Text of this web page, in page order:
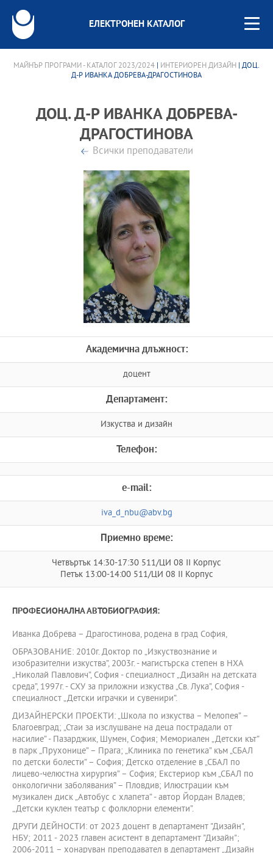
ЕЛЕКТРОНЕН КАТАЛОГ
МАЙНЪР ПРОГРАМИ - КАТАЛОГ 2023/2024 ИНТЕРИОРЕН ДИЗАЙН | ДОЦ.
Д-Р ИВАНКА ДОБРЕВА-ДРАГОСТИНОВА
ДОЦ. Д-Р ИВАНКА ДОБРЕВА-
ДРАГОСТИНОВА
Всички преподаватели
Академична длъжност:
доцент
Департамент:
Изкуства и дизайн
Телефон:
e-mail:
iva_d_nbu@abv.bg
Приемно време:
Четвъртък 14:30-17:30 511/ЦИ 08 II Корпус
Петък 13:00-14:00 511/ЦИ 08 II Корпус
ПРОФЕСИОНАЛНА АВТОБИОГРАФИЯ:
Иванка Добрева – Драгостинова, родена в град София,
ОБРАЗОВАНИЕ: 2010г. Доктор по „Изкуствознание и
изобразителни изкуства”, 2003г. - магистърска степен в НХА
„Николай Павлович”, София - специалност „Дизайн на детската
среда”, 1997г. - СХУ за приложни изкуства „Св. Лука”, София -
специалност „Детски играчки и сувенири”.
ДИЗАЙНЕРСКИ ПРОЕКТИ: „Школа по изкуства – Мелопея” –
Благоевград; „Стаи за изслушване на деца пострадали от
насилие” - Пазарджик, Шумен, София; Мемориален „Детски кът”
в парк „Прухонице” – Прага; „Клиника по генетика” към „СБАЛ
по детски болести” – София; Детско отделение в „СБАЛ по
лицево-челюстна хирургия” – София; Екстериор към „СБАЛ по
онкологични заболявания” – Пловдив; Илюстрации към
музикален диск „Автобус с хлапета” - автор Йордан Владев;
„Детски куклен театър с фолклорни елементи”.
ДРУГИ ДЕЙНОСТИ: от 2023 доцент в департамент "Дизайн",
НБУ; 2011 - 2023 главен асистент в департамент "Дизайн";
2006-2011 – хонаруван преподавател в департамент „Дизайн